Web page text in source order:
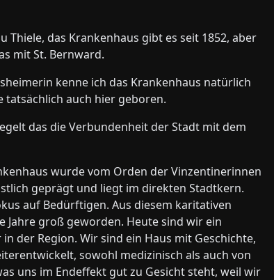
Thiele, das Krankenhaus gibt es seit 1852, aber
mit St. Bernward.
kenne ich das Krankenhaus natürlich
tatsächlich auch hier geboren.
das die Verbundenheit der Stadt mit dem
wurde vom Orden der Vinzentinerinnen
geprägt und liegt im direkten Stadtkern.
auf Bedürftigen. Aus diesem karitativen
Jahre groß geworden. Heute sind wir ein
der Region. Wir sind ein Haus mit Geschichte,
sowohl medizinisch als auch von
uns im Endeffekt gut zu Gesicht steht, weil wir